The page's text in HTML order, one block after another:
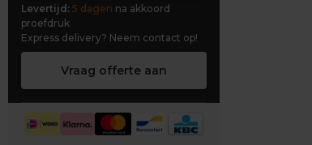
Levertijd: 5 dagen na akkoord
proefdruk
Express delivery? Neem contact op!
Vraag offerte aan